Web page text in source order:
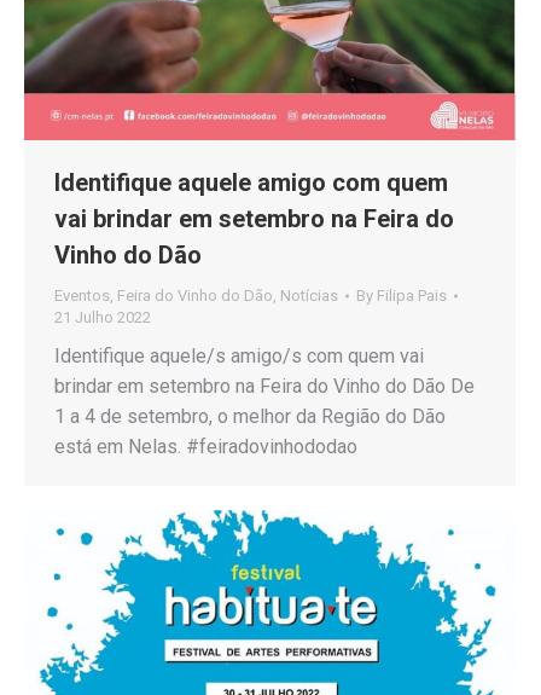
Identifique aquele amigo com quem
vai brindar em setembro na Feira do
Vinho do Dão
Eventos, Feira do Vinho do Dão, Notícias By Filipa Pais
21 Julho 2022
Identifique aquele/s amigo/s com quem vai
brindar em setembro na Feira do Vinho do Dão De
1 a 4 de setembro, o melhor da Região do Dão
está em Nelas. #feiradovinhododao